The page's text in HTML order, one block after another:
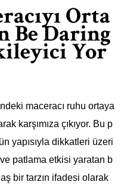
Orta
Be Daring
Yor
maceracı ruhu ortaya
karşımıza çıkıyor. Bu p
yapısıyla dikkatleri üzeri
patlama etkisi yaratan b
bir tarzın ifadesi olarak